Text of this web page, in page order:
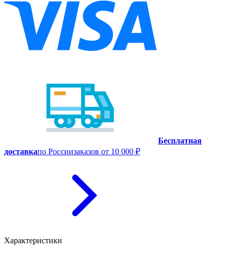
Бесплатная
доставкапо Россиизаказов от 10 000 ₽
Характеристики